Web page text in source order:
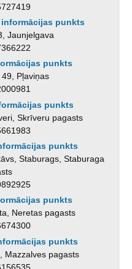
punkts
Jaunjelgava
punkts
Pļaviņas
punkts
Skrīveru pagasts
punkts
Staburags, Staburaga
punkts
Neretas pagasts
punkts
Mazzalves pagasts